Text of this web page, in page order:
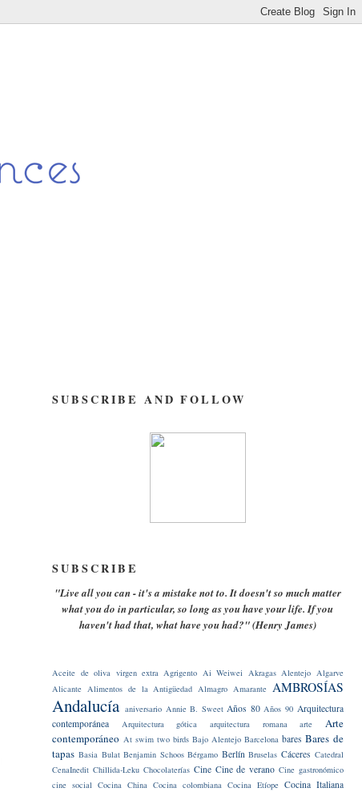
SUBSCRIBE AND FOLLOW
SUBSCRIBE
"Live all you can - it's a mistake not to. It doesn't so much matter
what you do in particular, so long as you have your life. If you
haven't had that, what have you had?" (Henry James)
Aceite de oliva virgen extra Agrigento Ai Weiwei Akragas Alentejo Algarve
Alicante Alimentos de la Antigüedad Almagro Amarante AMBROSÍAS
Andalucía aniversario Annie B. Sweet Años 80 Años 90 Arquitectura
contemporánea
Arquitectura gótica arquitectura romana arte
Arte
contemporáneo At swim two birds Bajo Alentejo Barcelona bares Bares de
tapas Basia Bulat Benjamin Schoos Bérgamo Berlín Bruselas Cáceres Catedral
CenaInedit Chillida-Leku Chocolaterías Cine Cine de verano Cine gastronómico
cine social Cocina China Cocina colombiana Cocina Etíope Cocina Italiana